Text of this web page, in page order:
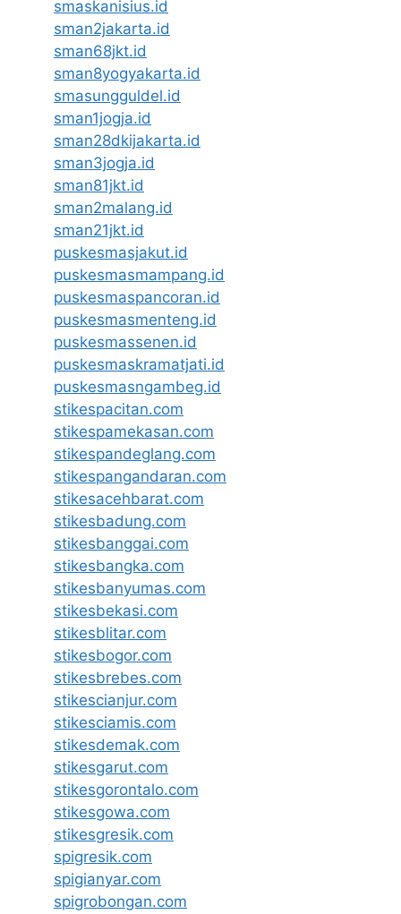
smaskanisius.id
sman2jakarta.id
sman68jkt.id
sman8yogyakarta.id
smasungguldel.id
sman1jogja.id
sman28dkijakarta.id
sman3jogja.id
sman81jkt.id
sman2malang.id
sman21jkt.id
puskesmasjakut.id
puskesmasmampang.id
puskesmaspancoran.id
puskesmasmenteng.id
puskesmassenen.id
puskesmaskramatjati.id
puskesmasngambeg.id
stikespacitan.com
stikespamekasan.com
stikespandeglang.com
stikespangandaran.com
stikesacehbarat.com
stikesbadung.com
stikesbanggai.com
stikesbangka.com
stikesbanyumas.com
stikesbekasi.com
stikesblitar.com
stikesbogor.com
stikesbrebes.com
stikescianjur.com
stikesciamis.com
stikesdemak.com
stikesgarut.com
stikesgorontalo.com
stikesgowa.com
stikesgresik.com
spigresik.com
spigianyar.com
spigrobongan.com